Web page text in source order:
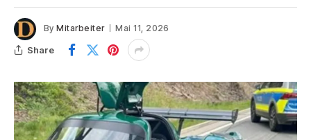
By Mitarbeiter Mai 11, 2026
Share